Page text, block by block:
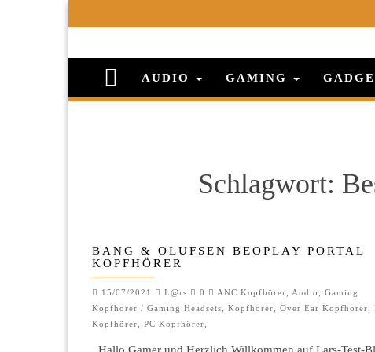
AUDIO GAMING
Schlagwort:
BANG & OLUFSEN BEOPLAY PORTAL
KOPFHÖRER
15/07/2021 L@rs 0 ANC Kopfhörer Audio
Gaming
Kopfhörer / Gaming Headsets
Kopfhörer Over Ear Kopfhörer
Kopfhörer
PC Kopfhörer